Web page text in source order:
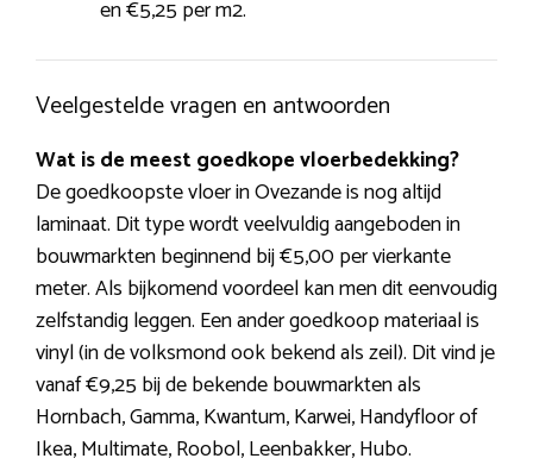
en €5,25 per m2.
Veelgestelde vragen en antwoorden
Wat is de meest goedkope vloerbedekking?
De goedkoopste vloer in Ovezande is nog altijd
laminaat. Dit type wordt veelvuldig aangeboden in
bouwmarkten beginnend bij €5,00 per vierkante
meter. Als bijkomend voordeel kan men dit eenvoudig
zelfstandig leggen. Een ander goedkoop materiaal is
vinyl (in de volksmond ook bekend als zeil). Dit vind je
vanaf €9,25 bij de bekende bouwmarkten als
Hornbach, Gamma, Kwantum, Karwei, Handyfloor of
Ikea, Multimate, Roobol, Leenbakker, Hubo.